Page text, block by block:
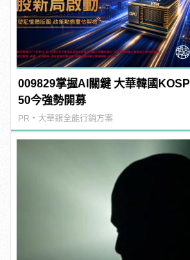
009829掌握AI關鍵 大華韓國KOSPI
50今強勢開募
PR・大華銀全能行銷方案